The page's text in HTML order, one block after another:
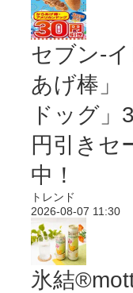
セブン‐
あげ棒」
ドッグ」
円引きセ
中！
トレンド
2026-08-07 11:30
氷結